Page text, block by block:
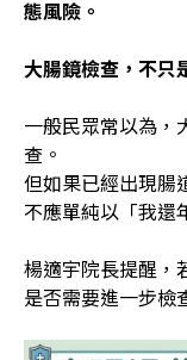
態風險。
大腸鏡檢查，不只
一般民眾常以為，
查。
但如果已經出現腸
不應單純以「我還
楊適宇院長提醒，
是否需要進一步檢